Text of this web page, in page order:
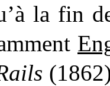
la fin